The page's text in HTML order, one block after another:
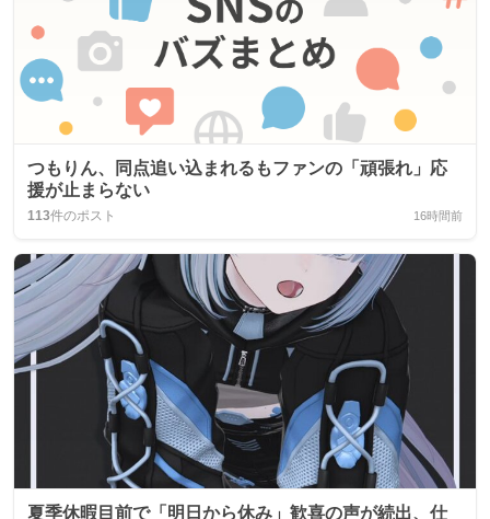
つもりん、同点追い込まれるもファンの「頑張れ」応
援が止まらない
113件のポスト 16時間前
夏季休暇目前で「明日から休み」歓喜の声が続出、仕